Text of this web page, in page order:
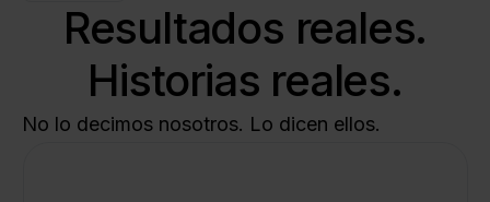
Resultados reales.
Historias reales.
No lo decimos nosotros. Lo dicen ellos.